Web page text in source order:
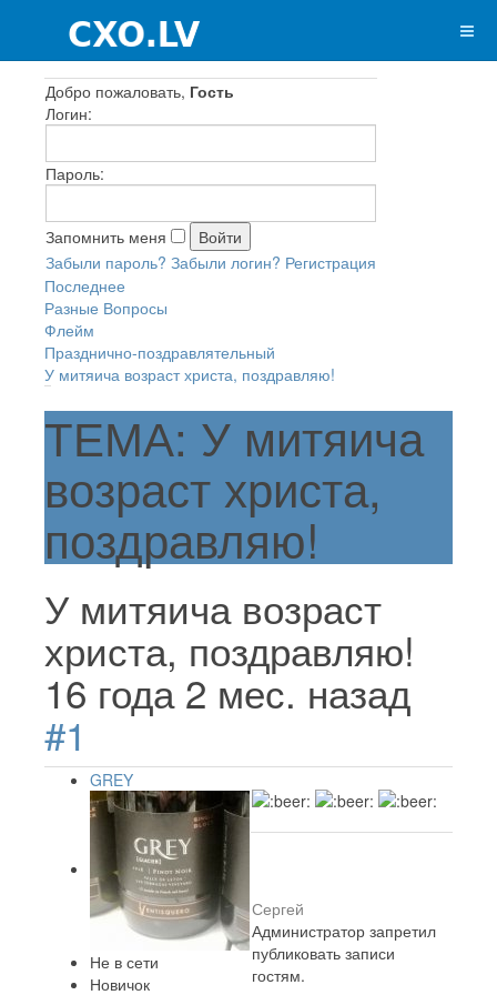
Добро пожаловать, Гость
Логин:
Пароль:
Запомнить меня
Забыли пароль? Забыли логин? Регистрация
Последнее
Разные Вопросы
Флейм
Празднично-поздравлятельный
У митяича возраст христа, поздравляю!
ТЕМА: У митяича
возраст христа,
поздравляю!
У митяича возраст
христа, поздравляю!
16 года 2 мес. назад
#1
GREY
Не в сети
Новичок
Сергей
Администратор запретил
публиковать записи
гостям.